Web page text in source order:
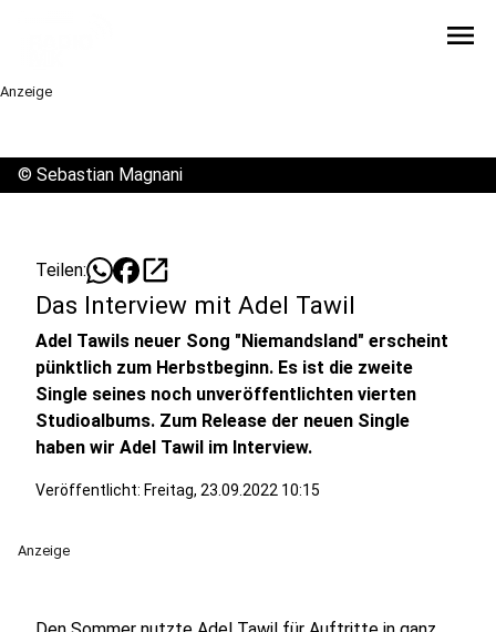
menu
Anzeige
© Sebastian Magnani
Teilen: open_in_new
Das Interview mit Adel Tawil
Adel Tawils neuer Song "Niemandsland" erscheint
pünktlich zum Herbstbeginn. Es ist die zweite
Single seines noch unveröffentlichten vierten
Studioalbums. Zum Release der neuen Single
haben wir Adel Tawil im Interview.
Veröffentlicht: Freitag, 23.09.2022 10:15
Anzeige